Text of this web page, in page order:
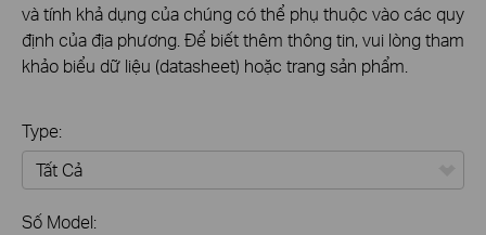
và tính khả dụng của chúng có thể phụ thuộc vào các quy
định của địa phương. Để biết thêm thông tin, vui lòng tham
khảo biểu dữ liệu (datasheet) hoặc trang sản phẩm.
Type:
Tất Cả
Số Model: